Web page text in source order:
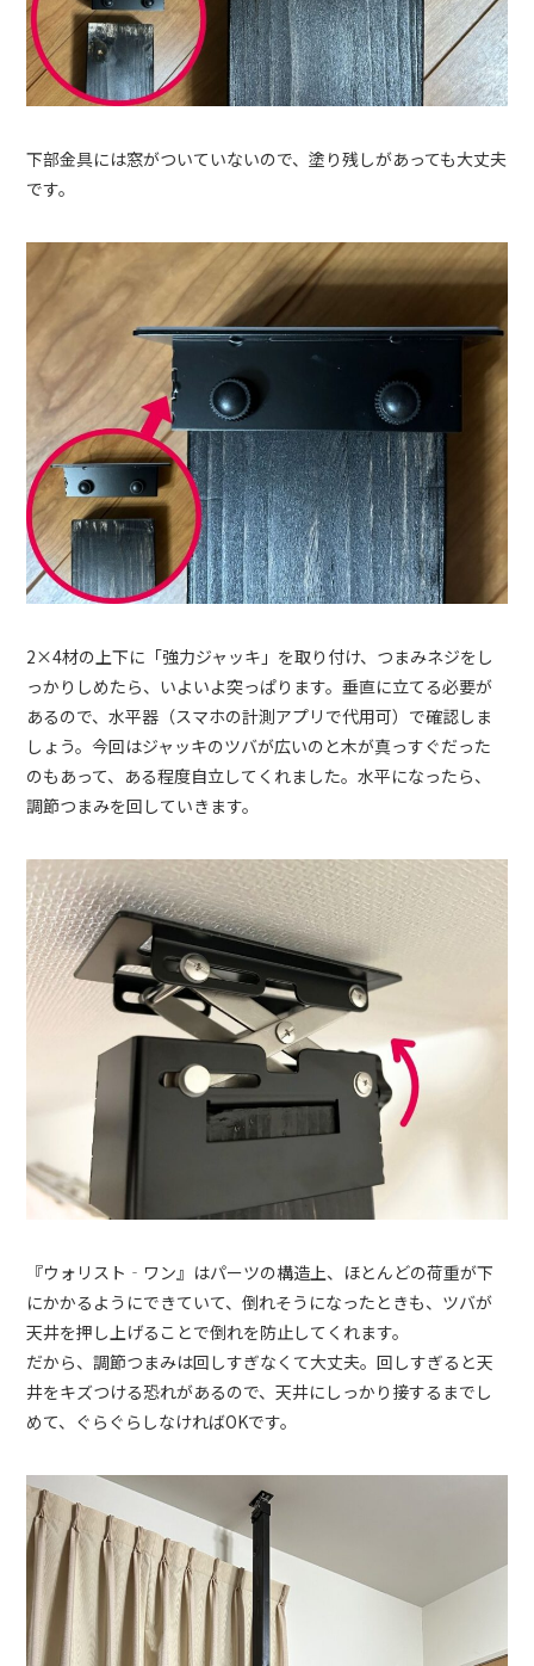
下部金具には窓がついていないので、塗り残しがあっても大丈夫
です。
2×4材の上下に「強力ジャッキ」を取り付け、​​つまみネジをし
っかりしめたら、いよいよ突っぱります。垂直に立てる必要が
あるので、水平器（スマホの計測アプリで代用可）で確認しま
しょう。今回はジャッキのツバが広いのと木が真っすぐだった
のもあって、ある程度自立してくれました。水平になったら、
調節つまみを回していきます。
『ウォリスト‐ワン』はパーツの構造上、ほとんどの荷重が下
にかかるようにできていて、倒れそうになったときも、ツバが
天井を押し上げることで倒れを防止してくれます。
だから、調節つまみは回しすぎなくて大丈夫。回しすぎると天
井をキズつける恐れがあるので、天井にしっかり接するまでし
めて、ぐらぐらしなければOKです。